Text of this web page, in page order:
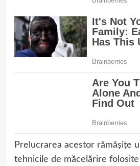
Prelucrarea acestor rămășițe
tehnicile de măcelărire folosite